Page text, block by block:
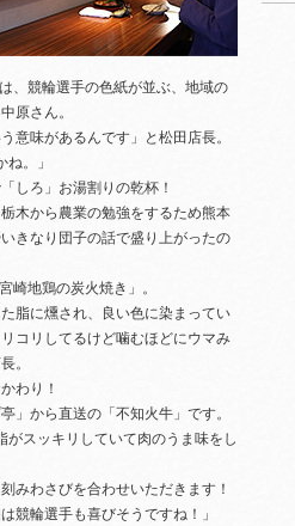
、競輪選手の色紙が並ぶ、地域の
原さん。
意味があるんです」と松田店長。
。」
しろ」お湯割りの乾杯！
木から農業の勉強をするため熊本
きなり団子の話で盛り上がったの
崎地鶏の炭火焼き」。
脂に燻され、良い色に染まってい
コリしてるけど噛むほどにウマみ
。
わり！
」から直送の「不知火牛」です。
がスッキリしていて肉のうま味をし
みわさびを合わせいただきます！
競輪選手も喜びそうですね！」